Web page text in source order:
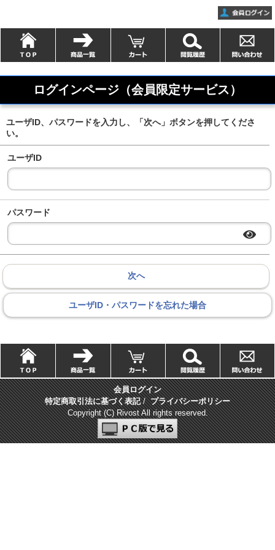
ログインページ（会員限定サービス）
ユーザID、パスワードを入力し、「次へ」ボタンを押してくださ
い。
ユーザID
パスワード
ユーザID・パスワードを忘れた場合
会員ログイン
特定商取引法に基づく表記/プライバシーポリシー
Copyright (C) Rivost All rights reserved.